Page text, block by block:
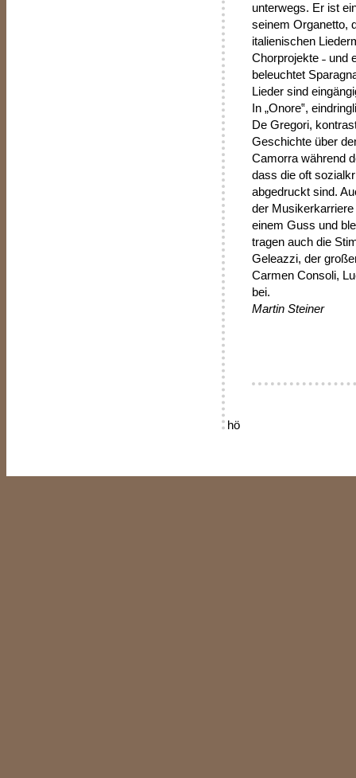
unterwegs. Er ist
seinem Organetto,
italienischen
Chorprojekte ˗ und
beleuchtet
Lieder sind
In „Onore‟,
De Gregori,
Geschichte über
Camorra während
dass die oft
abgedruckt sind.
der
einem Guss und
tragen auch die
Geleazzi, der
Carmen Consoli,
bei.
Martin Steiner
hö